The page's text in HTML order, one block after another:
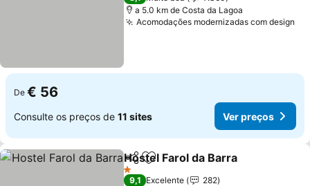
a 5.0 km de Costa da Lagoa
Acomodações modernizadas com design
De € 56
Consulte os preços de 11 sites Ver preços
PartilharAdicionar aos favoritos
Hostel Farol da Barra
1 Estrelas
9,1 Excelente
282